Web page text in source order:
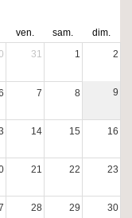
ven. sam.
dim.
31 1 2
7 8 9
14 15 16
21 22 23
28 29 30